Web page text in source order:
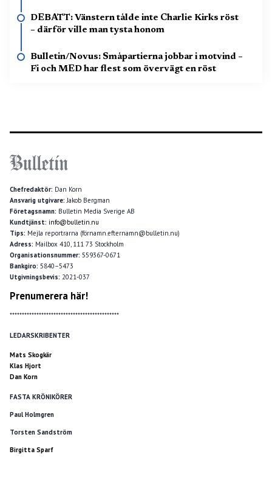
DEBATT: Vänstern tålde inte Charlie Kirks röst
– därför ville man tysta honom
Bulletin/Novus: Småpartierna jobbar i motvind –
Fi och MED har flest som övervägt en röst
Chefredaktör: Dan Korn
Ansvarig utgivare: Jakob Bergman
Företagsnamn: Bulletin Media Sverige AB
Kundtjänst: info@bulletin.nu
Tips: Mejla reportrarna (förnamn.efternamn@bulletin.nu)
Adress: Mailbox 410, 111 73 Stockholm
Organisationsnummer: 559367-0671
Bankgiro: 5840–5473
Utgivningsbevis: 2021-037
Prenumerera här!
*********************************************
LEDARSKRIBENTER
Mats Skogkär
Klas Hjort
Dan Korn
FASTA KRÖNIKÖRER
Paul Holmgren
Torsten Sandström
Birgitta Sparf